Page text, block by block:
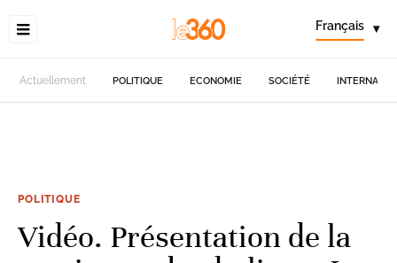
Français ▾
Actuellement POLITIQUE ECONOMIE SOCIÉTÉ
POLITIQUE
Vidéo. Présentation de la